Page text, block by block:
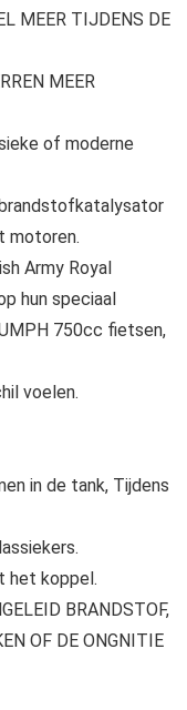
MEER TIJDENS DE
MEER
of moderne
motoren.
Army Royal
hun speciaal
750cc fietsen,
voelen.
in de tank, Tijdens
het koppel.
BRANDSTOF,
OF DE ONGNITIE